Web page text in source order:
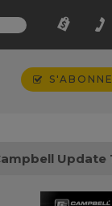
Update